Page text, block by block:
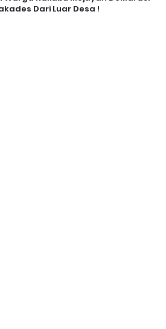
Dari Luar Desa !